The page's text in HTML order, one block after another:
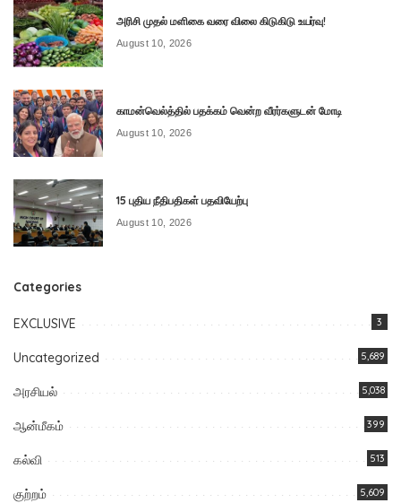
அரிசி முதல் மளிகை வரை விலை கிடுகிடு உயர்வு!
August 10, 2026
காமன்வெல்த்தில் பதக்கம் வென்ற வீரர்களுடன் மோடி
August 10, 2026
15 புதிய நீதிபதிகள் பதவியேற்பு
August 10, 2026
Categories
EXCLUSIVE 3
Uncategorized 5,689
அரசியல் 5,038
ஆன்மீகம் 399
கல்வி 513
குற்றம் 5,609